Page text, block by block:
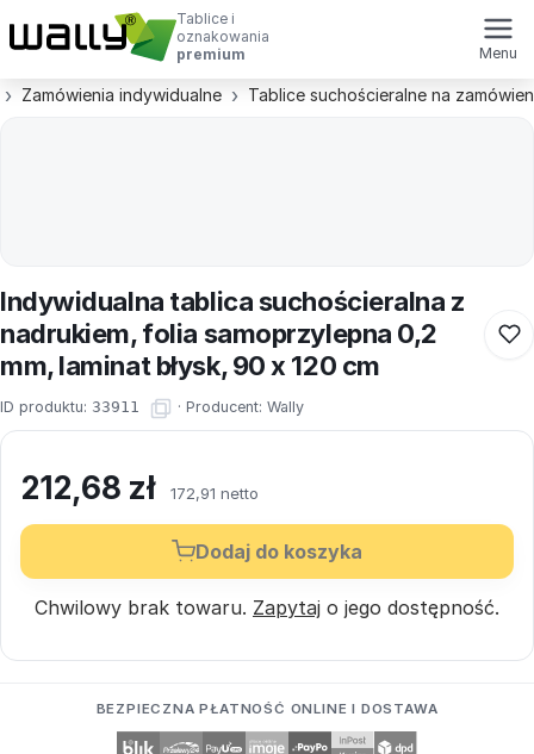
Tablice i
oznakowania
premium
Menu
Zamówienia indywidualne Tablice suchościeralne na
Indywidualna tablica suchościeralna z
nadrukiem, folia samoprzylepna 0,2
mm, laminat błysk, 90 x 120 cm
ID produktu: 33911 · Producent: Wally
212,68 zł 172,91 netto
Dodaj do koszyka
Chwilowy brak towaru. Zapytaj o jego dostępność.
BEZPIECZNA PŁATNOŚĆ ONLINE I DOSTAWA